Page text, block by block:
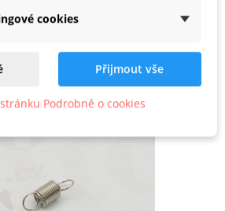
cookies
Přijmout vše
Podrobně o cookies